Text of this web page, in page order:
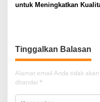
untuk Meningkatkan
Alamat email Anda tidak
ditandai *